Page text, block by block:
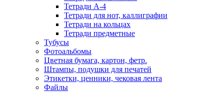
Тетради А-4
Тетради для нот, каллиграфии
Тетради на кольцах
Тетради предметные
Тубусы
Фотоальбомы
Цветная бумага, картон, фетр.
Штампы, подушки для печатей
Этикетки, ценники, чековая лента
Файлы